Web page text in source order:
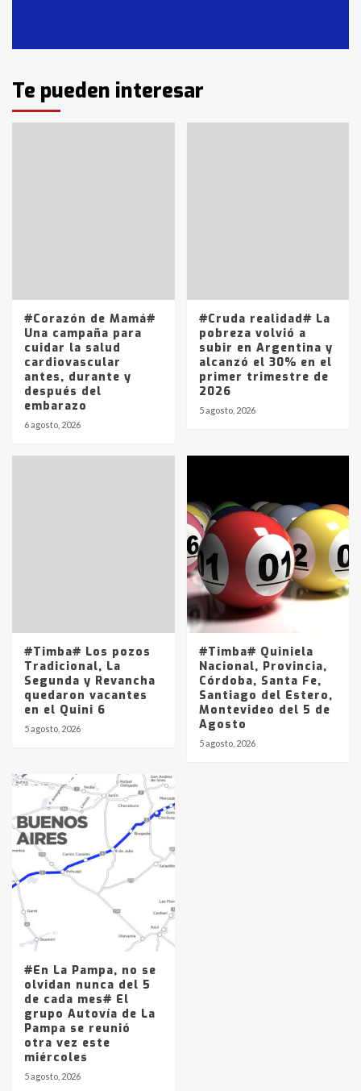
3
Identidad de los adolescentes
pampeanos que fueron
en la mañana del lunes
Te pueden interesar
#Corazón de Mamá#
Una campaña para
cuidar la salud
cardiovascular
antes, durante y
después del
embarazo
6 agosto, 2026
#Cruda realidad# La
pobreza volvió a
subir en Argentina y
alcanzó el 30% en el
primer trimestre de
2026
5 agosto, 2026
#Timba# Los pozos
Tradicional, La
Segunda y Revancha
quedaron vacantes
en el Quini 6
5 agosto, 2026
#Timba# Quiniela
Nacional, Provincia,
Córdoba, Santa Fe,
Santiago del Estero,
Montevideo del 5 de
Agosto
5 agosto, 2026
#En La Pampa, no se
olvidan nunca del 5
de cada mes# El
grupo Autovía de La
Pampa se reunió
otra vez este
miércoles
5 agosto, 2026